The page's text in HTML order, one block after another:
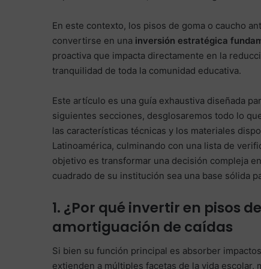
En este contexto, los pisos de goma o caucho
convertirse en una inversión estratégica
proactiva que impacta directamente en la
tranquilidad de toda la comunidad educativa.
Este artículo es una guía exhaustiva diseñada
siguientes secciones, desglosaremos todo lo
las características técnicas y los materiales
Latinoamérica, culminando con una lista de
objetivo es transformar una decisión compleja
cuadrado de su institución sea una base sólida
1. ¿Por qué invertir en pisos
amortiguación de caídas
Si bien su función principal es absorber
extienden a múltiples facetas de la vida escolar,